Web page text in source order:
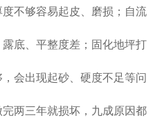
不够容易起皮、磨损；自流
底、平整度差；固化地坪打
会出现起砂、硬度不足等问
完两三年就损坏，九成原因都